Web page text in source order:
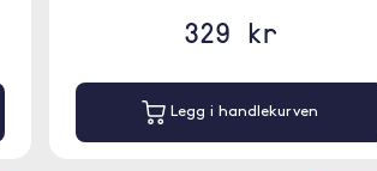
329 kr
Legg i handlekurven